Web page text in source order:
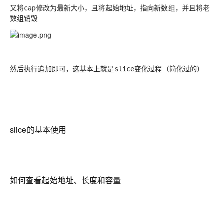
又将cap修改为最新大小，且将起始地址，指向新数组，并且将老
数组销毁
然后执行追加即可，这基本上就是slice变化过程（简化过的）
slice的基本使用
如何查看起始地址、长度和容量